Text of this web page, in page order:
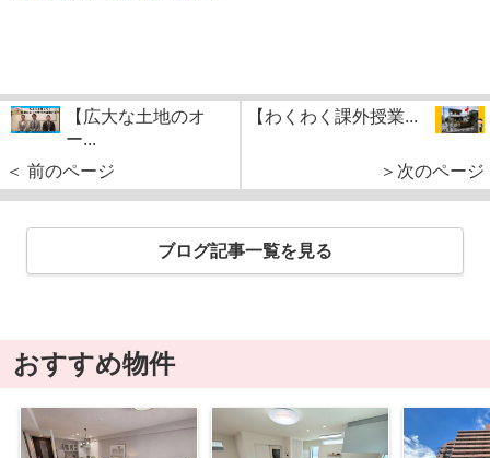
【広大な土地のオ
ー...
＜ 前のページ
【わくわく課外授業...
＞次のページ
ブログ記事一覧を見る
おすすめ物件